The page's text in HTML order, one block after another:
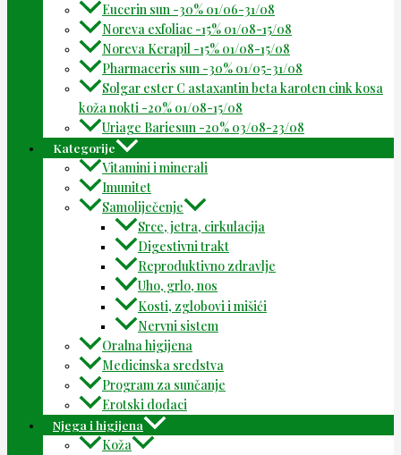
Eucerin sun -30% 01/06-31/08
Noreva exfoliac -15% 01/08-15/08
Noreva Kerapil -15% 01/08-15/08
Pharmaceris sun -30% 01/05-31/08
Solgar ester C astaxantin beta karoten cink kosa
koža nokti -20% 01/08-15/08
Uriage Bariesun -20% 03/08-23/08
Kategorije
Vitamini i minerali
Imunitet
Samoliječenje
Srce, jetra, cirkulacija
Digestivni trakt
Reproduktivno zdravlje
Uho, grlo, nos
Kosti, zglobovi i mišići
Nervni sistem
Oralna higijena
Medicinska sredstva
Program za sunčanje
Erotski dodaci
Njega i higijena
Koža